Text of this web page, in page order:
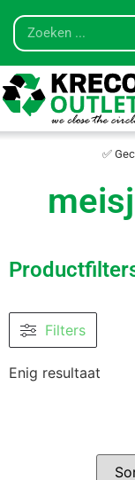
✅
Filters
Enig resultaat